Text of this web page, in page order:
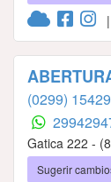
|
(0299)
Gatica 222 -
Sugerir